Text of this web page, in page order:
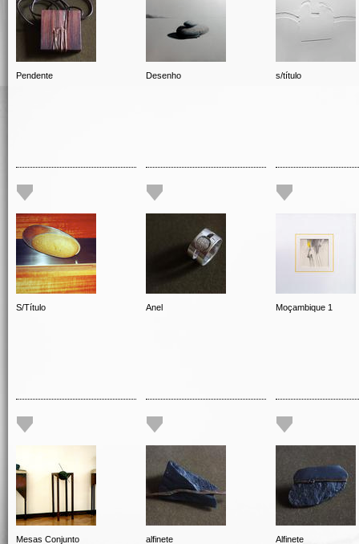
Pendente Desenho s/título
S/Título Anel Moçambique 1
Mesas Conjunto alfinete Alfinete